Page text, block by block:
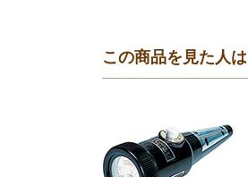
この商品を見た人